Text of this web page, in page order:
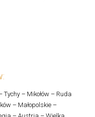
– Mikołów – Ruda
– Małopolskie –